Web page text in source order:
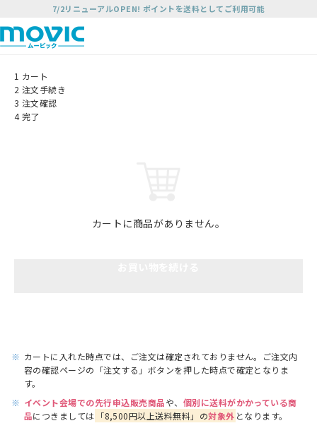
7/2リニューアルOPEN! ポイントを送料としてご利用可能
1 カート
2 注文手続き
3 注文確認
4 完了
カートに商品がありません。
※ カートに入れた時点では、ご注文は確定されておりません。ご注文内
容の確認ページの「注文する」ボタンを押した時点で確定となりま
す。
※ イベント会場での先行申込販売商品や、 個別に送料がかかっている商
品につきましては 「8,500円以上送料無料」の対象外 となります。